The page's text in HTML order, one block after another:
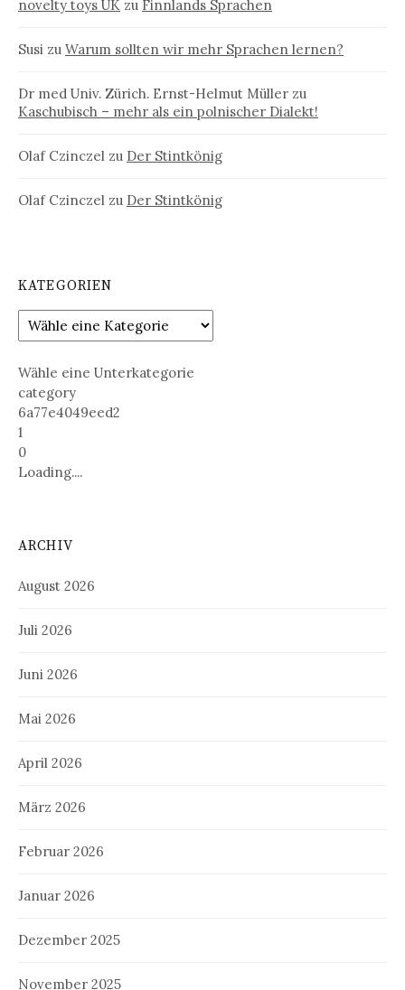
novelty toys UK zu Finnlands Sprachen
Susi zu Warum sollten wir mehr Sprachen lernen?
Dr med Univ. Zürich. Ernst-Helmut Müller zu
Kaschubisch – mehr als ein polnischer Dialekt!
Olaf Czinczel zu Der Stintkönig
Olaf Czinczel zu Der Stintkönig
KATEGORIEN
Wähle eine Unterkategorie
category
6a77e4049eed2
1
0
Loading....
ARCHIV
August 2026
Juli 2026
Juni 2026
Mai 2026
April 2026
März 2026
Februar 2026
Januar 2026
Dezember 2025
November 2025